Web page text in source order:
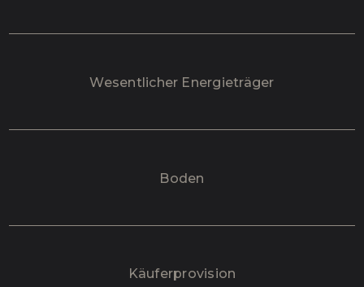
Wesentlicher Energieträger
Boden
Käufer­provision